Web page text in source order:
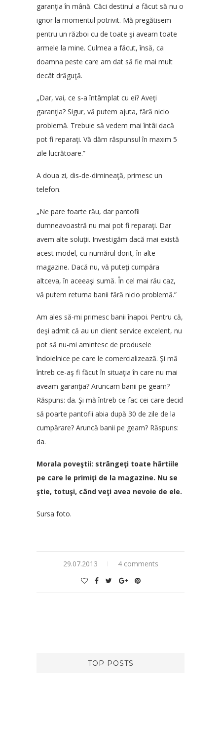
garanţia în mână. Căci destinul a făcut să nu o
ignor la momentul potrivit. Mă pregătisem
pentru un război cu de toate şi aveam toate
armele la mine. Culmea a făcut, însă, ca
doamna peste care am dat să fie mai mult
decât drăguţă.
„Dar, vai, ce s-a întâmplat cu ei? Aveţi
garanţia? Sigur, vă putem ajuta, fără nicio
problemă. Trebuie să vedem mai întâi dacă
pot fi reparaţi. Vă dăm răspunsul în maxim 5
zile lucrătoare.”
A doua zi, dis-de-dimineaţă, primesc un
telefon.
„Ne pare foarte rău, dar pantofii
dumneavoastră nu mai pot fi reparaţi. Dar
avem alte soluţii. Investigăm dacă mai există
acest model, cu numărul dorit, în alte
magazine. Dacă nu, vă puteţi cumpăra
altceva, în aceeaşi sumă. În cel mai rău caz,
vă putem returna banii fără nicio problemă.”
Am ales să-mi primesc banii înapoi. Pentru că,
deşi admit că au un client service excelent, nu
pot să nu-mi amintesc de produsele
îndoielnice pe care le comercializează. Şi mă
întreb ce-aş fi făcut în situaţia în care nu mai
aveam garanţia? Aruncam banii pe geam?
Răspuns: da. Şi mă întreb ce fac cei care decid
să poarte pantofii abia după 30 de zile de la
cumpărare? Aruncă banii pe geam? Răspuns:
da.
Morala poveştii: strângeţi toate hârtiile
pe care le primiţi de la magazine. Nu se
ştie, totuşi, când veţi avea nevoie de ele.
Sursa foto.
29.07.2013 4 comments
TOP POSTS